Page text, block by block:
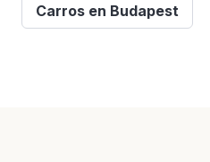
Carros en Budapest